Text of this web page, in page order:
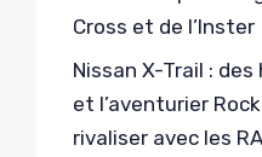
Cross et de l’Inster
Nissan X-Trail :
et l’aventurier
rivaliser avec les